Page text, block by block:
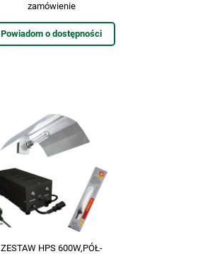
zamówienie
Powiadom o dostępności
ZESTAW HPS 600W,PÓŁ-